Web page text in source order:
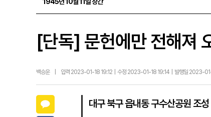
[단독] 문헌에만 전해져
백승운 입력 2023-01-18 19:12 | 수정 2023-01-18 19:14 | 발행일 2023-
대구 북구 읍내동 구수산공원 조